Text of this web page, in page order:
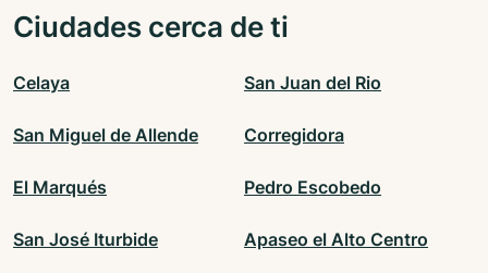
Ciudades cerca de ti
Celaya San Juan del Rio
San Miguel de Allende Corregidora
El Marqués Pedro Escobedo
San José Iturbide Apaseo el Alto Centro